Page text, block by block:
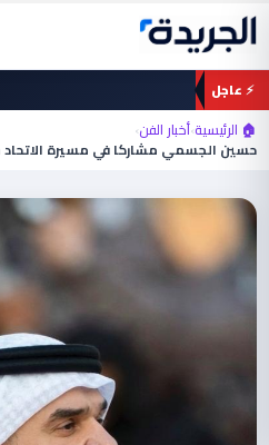
تخطي
المحتوى
⚡ عاجل
🏠 الرئيسية›أخبار الفن›